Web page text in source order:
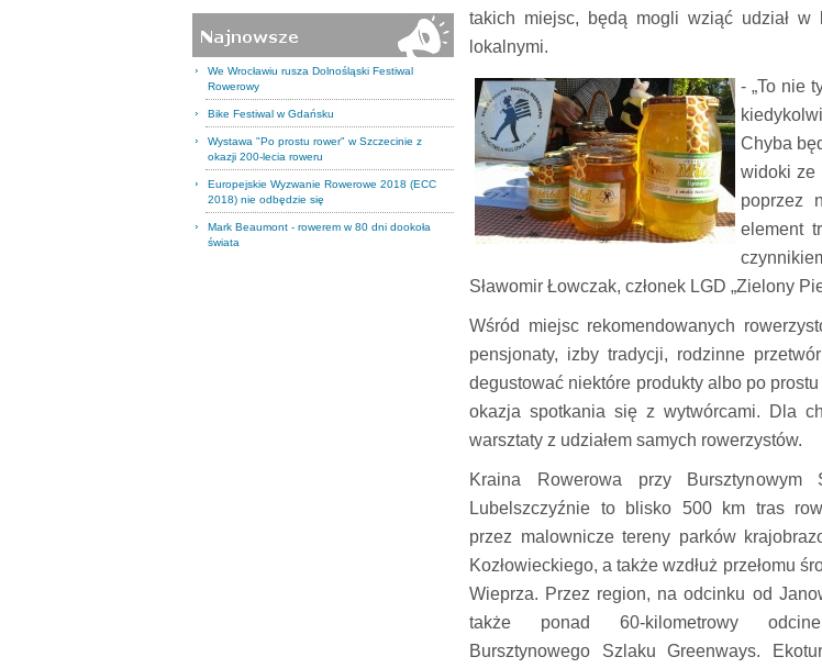
We Wrocławiu rusza Dolnośląski Festiwal
Rowerowy
Bike Festiwal w Gdańsku
Wystawa "Po prostu rower" w Szczecinie z
okazji 200-lecia roweru
Europejskie Wyzwanie Rowerowe 2018 (ECC
2018) nie odbędzie się
Mark Beaumont - rowerem w 80 dni dookoła
świata
takich miejsc, będą mogli wziąć udział
lokalnymi.
- „To nie
Chyba
widoki ze
poprzez
element
Sławomir Łowczak, członek LGD „Zielony
Wśród miejsc rekomendowanych
pensjonaty, izby tradycji, rodzinne
degustować niektóre produkty albo po
okazja spotkania się z wytwórcami. Dla
warsztaty z udziałem samych rowerzystów.
Kraina Rowerowa przy Bursztynowym
Lubelszczyźnie to blisko 500 km tras
przez malownicze tereny parków
Kozłowieckiego, a także wzdłuż przełomu
Wieprza. Przez region, na odcinku od
także ponad 60-kilometrowy
Bursztynowego Szlaku Greenways.